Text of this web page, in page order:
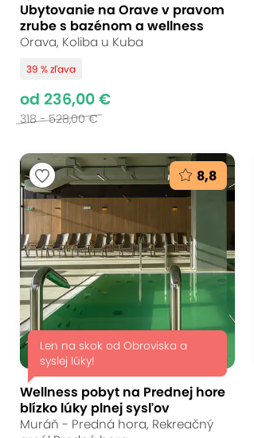
Ubytovanie na Orave v pravom
zrube s bazénom a wellness
Orava, Koliba u Kuba
39 % zľava
od 236,00 €
318 - 528,00 €
8,8
Len na skok od Obroviska a
syslej lúky!
Wellness pobyt na Prednej hore
blízko lúky plnej sysľov
Muráň - Predná hora, Rekreačný